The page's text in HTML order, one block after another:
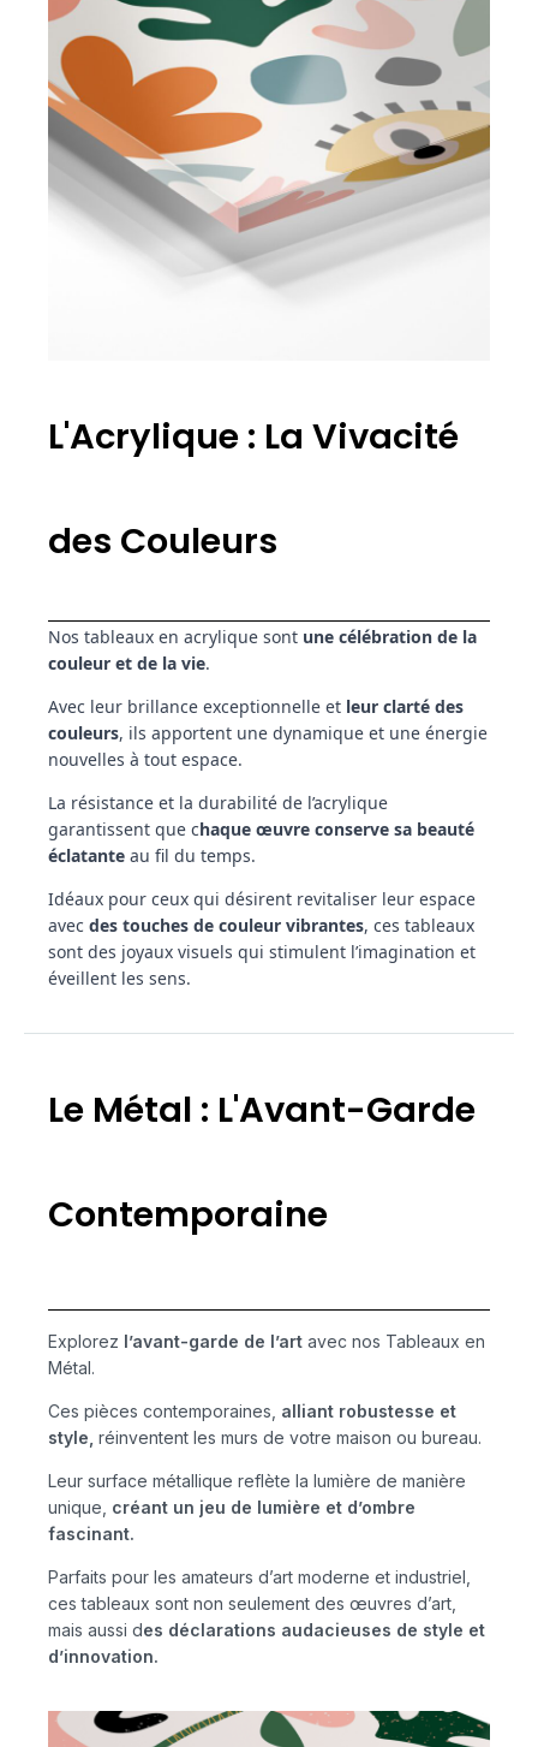
L'Acrylique : La Vivacité
des Couleurs
Nos tableaux en acrylique sont une célébration de la
couleur et de la vie.
Avec leur brillance exceptionnelle et leur clarté des
couleurs, ils apportent une dynamique et une énergie
nouvelles à tout espace.
La résistance et la durabilité de l’acrylique
garantissent que chaque œuvre conserve sa beauté
éclatante au fil du temps.
Idéaux pour ceux qui désirent revitaliser leur espace
avec des touches de couleur vibrantes, ces tableaux
sont des joyaux visuels qui stimulent l’imagination et
éveillent les sens.
Le Métal : L'Avant-Garde
Contemporaine
Explorez l’avant-garde de l’art avec nos Tableaux en
Métal.
Ces pièces contemporaines, alliant robustesse et
style, réinventent les murs de votre maison ou bureau.
Leur surface métallique reflète la lumière de manière
unique, créant un jeu de lumière et d’ombre
fascinant.
Parfaits pour les amateurs d’art moderne et industriel,
ces tableaux sont non seulement des œuvres d’art,
mais aussi des déclarations audacieuses de style et
d’innovation.